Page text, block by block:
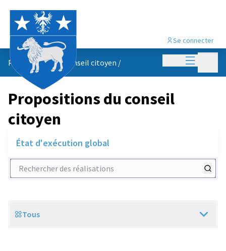
Menu
Se connecter
Propositions du conseil citoyen /
Propositions du conseil
citoyen
État d'exécution global
Rechercher des réalisations
Scope
Tous